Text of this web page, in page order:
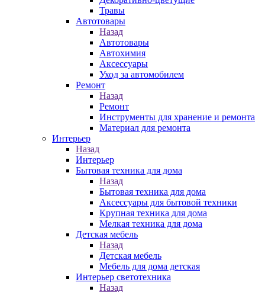
Травы
Автотовары
Назад
Автотовары
Автохимия
Аксессуары
Уход за автомобилем
Ремонт
Назад
Ремонт
Инструменты для хранение и ремонта
Материал для ремонта
Интерьер
Назад
Интерьер
Бытовая техника для дома
Назад
Бытовая техника для дома
Аксессуары для бытовой техники
Крупная техника для дома
Мелкая техника для дома
Детская мебель
Назад
Детская мебель
Мебель для дома детская
Интерьер светотехника
Назад